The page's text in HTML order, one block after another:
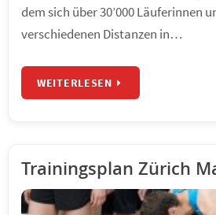
dem sich über 30’000 Läuferinnen
verschiedenen Distanzen in…
WEITERLESEN
Trainingsplan Zürich